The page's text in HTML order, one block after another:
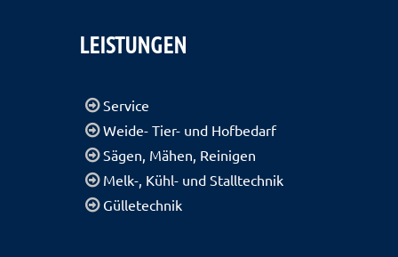
LEISTUNGEN
Service
Weide- Tier- und Hofbedarf
Sägen, Mähen, Reinigen
Melk-, Kühl- und Stalltechnik
Gülletechnik